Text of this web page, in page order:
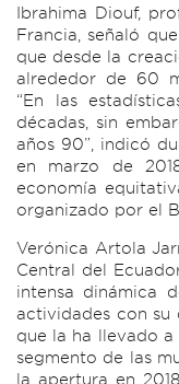
Ibrahima Diouf,
Francia, señaló
que desde la
alrededor de 60
“En las
décadas, sin
años 90”, indicó
en marzo de
economía
organizado por el
Verónica Artola
Central del
intensa dinámica
actividades con su
que la ha llevado
segmento de las
la apertura en